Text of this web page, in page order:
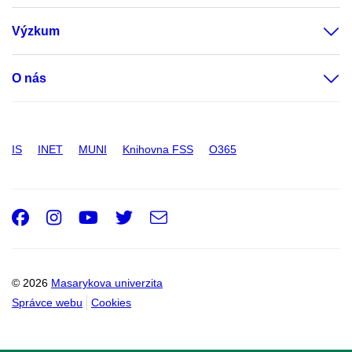
Výzkum
O nás
IS INET MUNI Knihovna FSS O365
© 2026 Masarykova univerzita
Správce webu
Cookies
Facebook
Instagram
Youtube
Twitter
e-